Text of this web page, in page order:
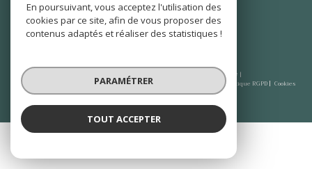
suivre
© 2026 | Tous droits réservés | Traduction powered by Google |
Plan du site
Mentions légales Admin Nos honoraires Politique RGPD Cookies
En poursuivant, vous acceptez l'utilisation des
cookies par ce site, afin de vous proposer des
contenus adaptés et réaliser des statistiques !
PARAMÉTRER
TOUT ACCEPTER